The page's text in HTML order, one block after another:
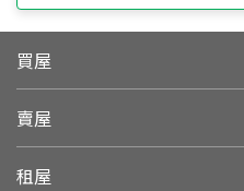
買屋
賣屋
租屋